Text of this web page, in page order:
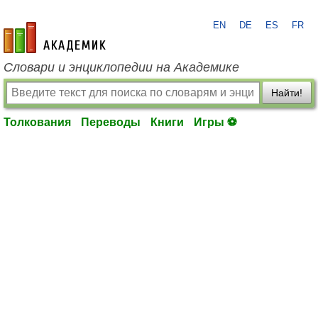
academic.ru
EN DE ES FR
Словари и энциклопедии на Академике
Найти!
Толкования Переводы Книги Игры ⚽